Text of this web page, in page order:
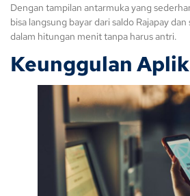
Dengan tampilan antarmuka yang
bisa langsung bayar dari saldo Rajapay
dalam hitungan menit tanpa harus antri.
Keunggulan